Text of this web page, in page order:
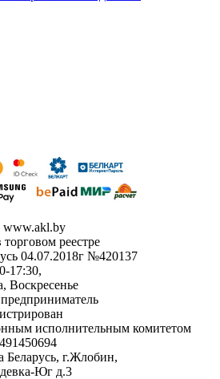
www.akl.by
торговом реестре
04.07.2018г №420137
17:30,
Воскресенье
исполнительным комитетом
Беларусь, г.Жлобин,
Юг д.3